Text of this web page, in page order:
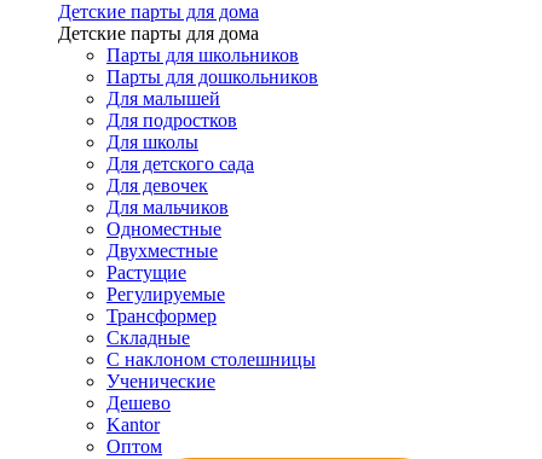
Детские парты для дома
Детские парты для дома
Парты для школьников
Парты для дошкольников
Для малышей
Для подростков
Для школы
Для детского сада
Для девочек
Для мальчиков
Одноместные
Двухместные
Растущие
Регулируемые
Трансформер
Складные
С наклоном столешницы
Ученические
Дешево
Kantor
Оптом